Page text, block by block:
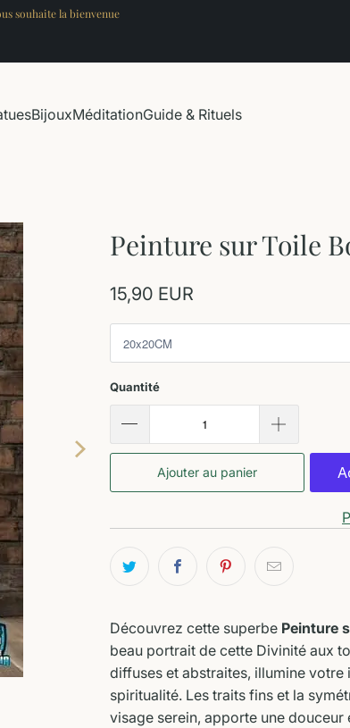
souhaite la bienvenue
BijouxMéditationGuide & Rituels
Peinture sur Toile
15,90 EUR
Quantité
Ajouter au panier
Découvrez cette superbe Peinture
beau portrait de cette Divinité aux
diffuses et abstraites, illumine votre
spiritualité. Les traits fins et la
visage serein, apporte une douceur